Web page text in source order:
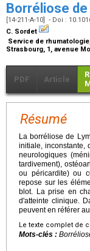
Borréliose de
[14-211-A-10] - Doi :
C. Sordet
Service de
Strasbourg, 1, avenue
PDF Article
Résumé
La borréliose de
initiale, inconstante,
neurologiques
tardivement),
ou péricardite) ou
repose sur les
blot. La prise en
d'atteinte clinique.
peuvent en référer
Le texte complet de
Mots-clés :